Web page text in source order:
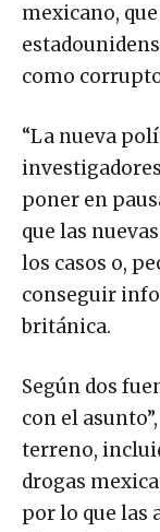
mexicano,
como
“La nueva
poner en
que las
los casos o,
conseguir
británica.
Según dos
con el
terreno,
drogas
por lo que las